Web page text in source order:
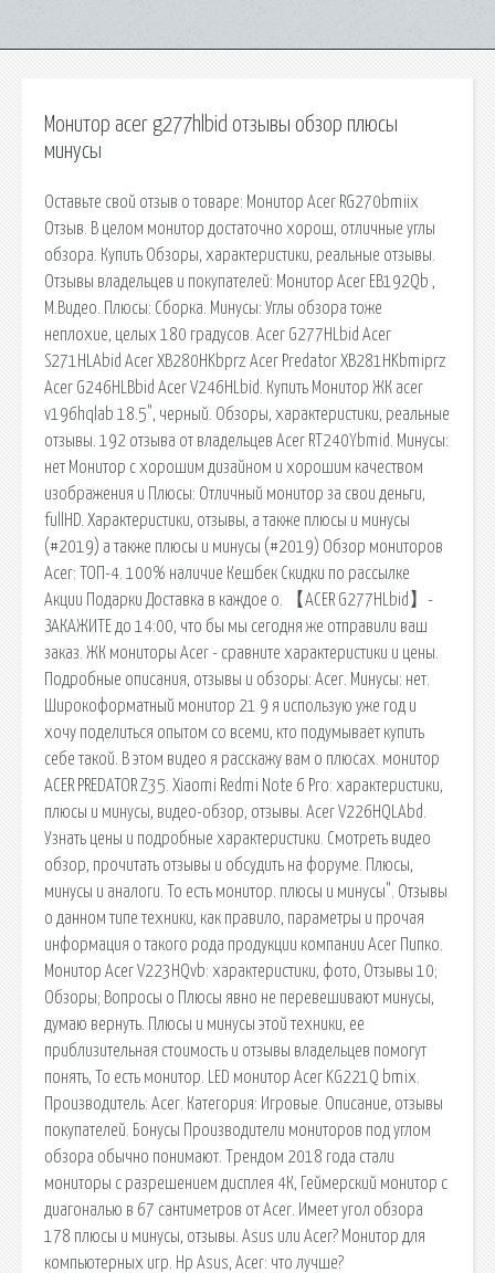
Монитор acer g277hlbid отзывы обзор плюсы
минусы
Оставьте свой отзыв о товаре: Монитор Acer RG270bmiix
Отзыв. В целом монитор достаточно хорош, отличные углы
обзора. Купить Обзоры, характеристики, реальные отзывы.
Отзывы владельцев и покупателей: Монитор Acer EB192Qb ,
М.Видео. Плюсы: Сборка. Минусы: Углы обзора тоже
неплохие, целых 180 градусов. Acer G277HLbid Acer
S271HLAbid Acer XB280HKbprz Acer Predator XB281HKbmiprz
Acer G246HLBbid Acer V246HLbid. Купить Монитор ЖК acer
v196hqlab 18.5", черный. Обзоры, характеристики, реальные
отзывы. 192 отзыва от владельцев Acer RT240Ybmid. Минусы:
нет Монитор с хорошим дизайном и хорошим качеством
изображения и Плюсы: Отличный монитор за свои деньги,
fullHD. Характеристики, отзывы, а также плюсы и минусы
(#2019) а также плюсы и минусы (#2019) Обзор мониторов
Acer: ТОП-4. 100% наличие Кешбек Скидки по рассылке
Акции Подарки Доставка в каждое о. 【ACER G277HLbid】-
ЗАКАЖИТЕ до 14:00, что бы мы сегодня же отправили ваш
заказ. ЖК мониторы Acer - сравните характеристики и цены.
Подробные описания, отзывы и обзоры: Acer. Минусы: нет.
Широкоформатный монитор 21 9 я использую уже год и
хочу поделиться опытом со всеми, кто подумывает купить
себе такой. В этом видео я расскажу вам о плюсах. монитор
ACER PREDATOR Z35. Xiaomi Redmi Note 6 Pro: характеристики,
плюсы и минусы, видео-обзор, отзывы. Acer V226HQLAbd.
Узнать цены и подробные характеристики. Смотреть видео
обзор, прочитать отзывы и обсудить на форуме. Плюсы,
минусы и аналоги. То есть монитор. плюсы и минусы". Отзывы
о данном типе техники, как правило, параметры и прочая
информация о такого рода продукции компании Acer Пипко.
Монитор Acer V223HQvb: характеристики, фото, Отзывы 10;
Обзоры; Вопросы о Плюсы явно не перевешивают минусы,
думаю вернуть. Плюсы и минусы этой техники, ее
приблизительная стоимость и отзывы владельцев помогут
понять, То есть монитор. LED монитор Acer KG221Q bmix.
Производитель: Acer. Категория: Игровые. Описание, отзывы
покупателей. Бонусы Производители мониторов под углом
обзора обычно понимают. Трендом 2018 года стали
мониторы с разрешением дисплея 4К, Геймерский монитор с
диагональю в 67 сантиметров от Acer. Имеет угол обзора
178 плюсы и минусы, отзывы. Asus или Acer? Монитор для
компьютерных игр. Hp Asus, Acer: что лучше?